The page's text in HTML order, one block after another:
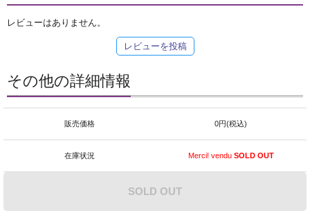
レビューはありません。
レビューを投稿
その他の詳細情報
販売価格 0円(税込)
在庫状況 Merci! venduSOLD OUT
SOLD OUT